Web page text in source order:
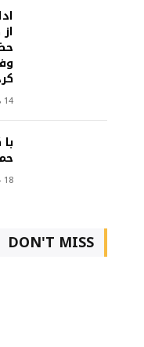
14 می 2025
18 جولای 2024
DON'T MISS